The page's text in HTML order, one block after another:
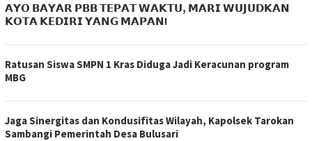
𝗔𝗬𝗢 𝗕𝗔𝗬𝗔𝗥 𝗣𝗕𝗕 𝗧𝗘𝗣𝗔𝗧 𝗪𝗔𝗞𝗧𝗨, 𝗠𝗔𝗥𝗜 𝗪𝗨𝗝𝗨𝗗𝗞𝗔𝗡
𝗞𝗢𝗧𝗔 𝗞𝗘𝗗𝗜𝗥𝗜 𝗬𝗔𝗡𝗚 𝗠𝗔𝗣𝗔𝗡!
Ratusan Siswa SMPN 1 Kras Diduga Jadi Keracunan program
MBG
Jaga Sinergitas dan Kondusifitas Wilayah, Kapolsek Tarokan
Sambangi Pemerintah Desa Bulusari